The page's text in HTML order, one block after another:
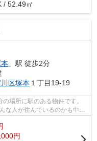
/ 52.49㎡
」駅 徒歩2分
区塚本 １丁目19-19
場所に駅のある物件です。
な人が住んでいるのかも中古
円